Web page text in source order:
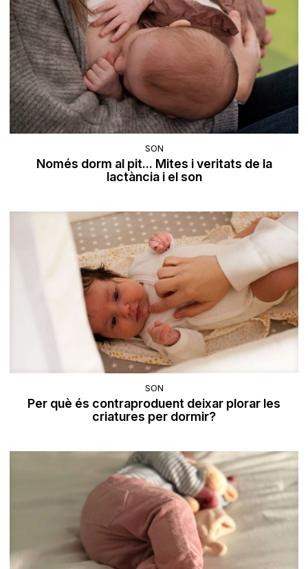
SON
Només dorm al pit... Mites i veritats de la
lactància i el son
SON
Per què és contraproduent deixar plorar les
criatures per dormir?